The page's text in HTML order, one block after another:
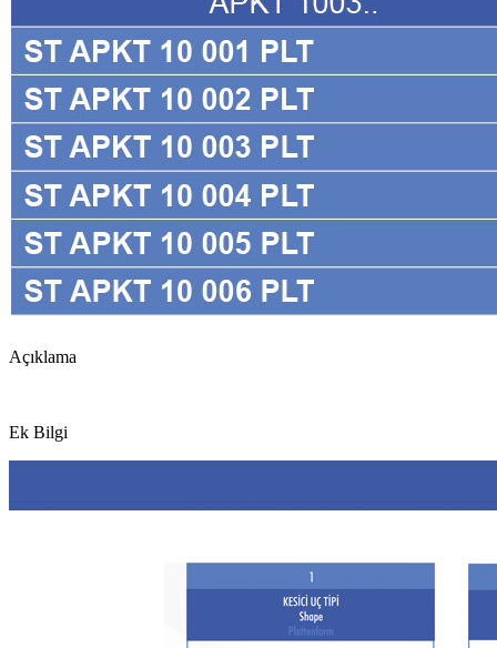
Açıklama
Ek Bilgi